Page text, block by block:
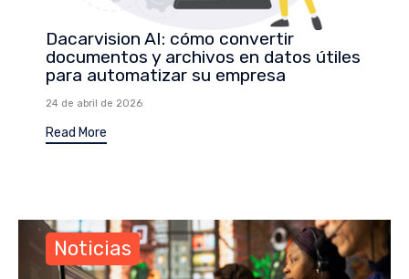
Dacarvision AI: cómo convertir
documentos y archivos en datos útiles
para automatizar su empresa
24 de abril de 2026
Read More
Noticias